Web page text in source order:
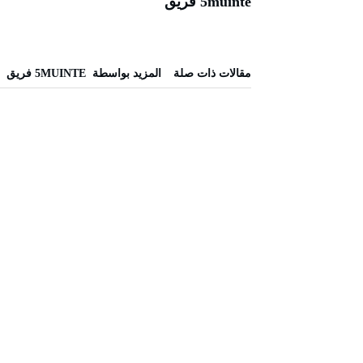
‫مقالات ذات صلة‬ ‫‫المزيد بواسطة‬ ‬ 5MUINTE فريق